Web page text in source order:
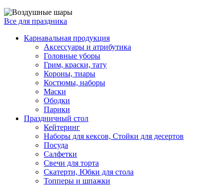
Все для праздника
Карнавальная продукция
Аксессуары и атрибутика
Головные уборы
Грим, краски, тату
Короны, тиары
Костюмы, наборы
Маски
Ободки
Парики
Праздничный стол
Кейтеринг
Наборы для кексов, Стойки для десертов
Посуда
Салфетки
Свечи для торта
Скатерти, Юбки для стола
Топперы и шпажки